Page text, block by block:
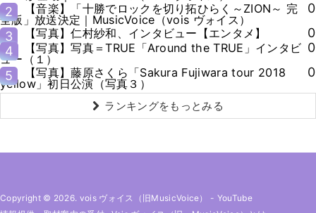
2
【音楽】「十勝でロックを切り拓ひらく～ZION～ 完
全版」放送決定｜MusicVoice（vois ヴォイス）
0
3
【写真】仁村紗和、インタビュー【エンタメ】
0
4
【写真】写真＝TRUE「Around the TRUE」インタビ
ュー（１）
0
5
【写真】藤原さくら「Sakura Fujiwara tour 2018
yellow」初日公演（写真３）
0
ランキングをもっとみる
Copyright © 2026. vois ヴォイス（旧MusicVoice） - YouTube